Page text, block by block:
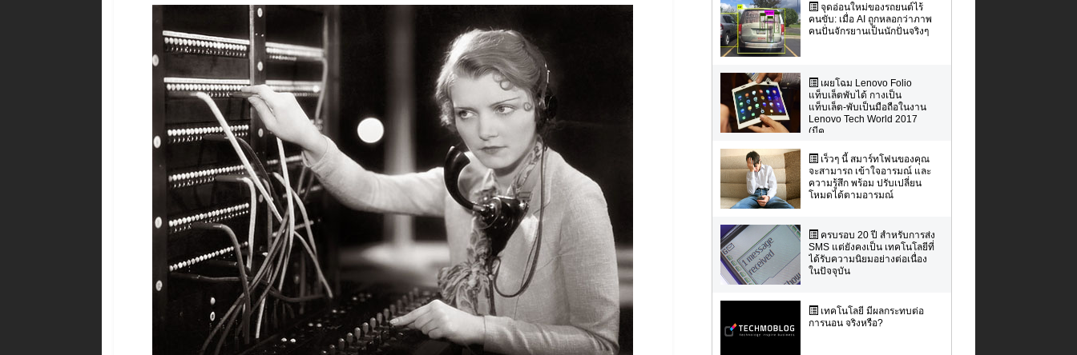
จุดอ่อนใหม่ของรถยนต์ไร้
คนขับ: เมื่อ AI ถูกหลอกว่าภาพ
คนปั่นจักรยานเป็นนักปั่นจริงๆ
เผยโฉม Lenovo Folio
แท็บเล็ตพับได้ กางเป็น
แท็บเล็ต-พับเป็นมือถือในงาน
Lenovo Tech World 2017
(มีค...
เร็วๆ นี้ สมาร์ทโฟนของคุณ
จะสามารถ เข้าใจอารมณ์ และ
ความรู้สึก พร้อม ปรับเปลี่ยน
โหมดได้ตามอารมณ์
ครบรอบ 20 ปี สำหรับการส่ง
SMS แต่ยังคงเป็น เทคโนโลยีที่
ได้รับความนิยมอย่างต่อเนื่อง
ในปัจจุบัน
เทคโนโลยี มีผลกระทบต่อ
การนอน จริงหรือ?